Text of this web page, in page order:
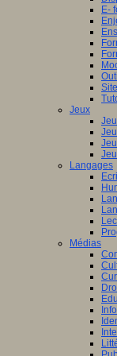
E-
Jeux
Langages
Médias